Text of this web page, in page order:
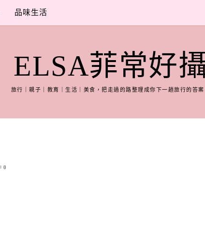
品味生活
ELSA菲常好
旅行｜親子｜教育｜生活｜美食，把走過的路整理成你下一趟旅行的答案
0